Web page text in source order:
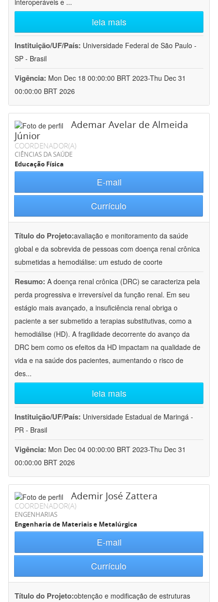
interoperáveis e ...
leia mais
Instituição/UF/País: Universidade Federal de São Paulo -
SP - Brasil
Vigência: Mon Dec 18 00:00:00 BRT 2023-Thu Dec 31
00:00:00 BRT 2026
Ademar Avelar de Almeida
Júnior
COORDENADOR(A)
CIÊNCIAS DA SAÚDE
Educação Física
E-mail
Currículo
Título do Projeto:avaliação e monitoramento da saúde
global e da sobrevida de pessoas com doença renal crônica
submetidas a hemodiálise: um estudo de coorte
Resumo: A doença renal crônica (DRC) se caracteriza pela
perda progressiva e irreversível da função renal. Em seu
estágio mais avançado, a insuficiência renal obriga o
paciente a ser submetido a terapias substitutivas, como a
hemodiálise (HD). A fragilidade decorrente do avanço da
DRC bem como os efeitos da HD impactam na qualidade de
vida e na saúde dos pacientes, aumentando o risco de
des...
leia mais
Instituição/UF/País: Universidade Estadual de Maringá -
PR - Brasil
Vigência: Mon Dec 04 00:00:00 BRT 2023-Thu Dec 31
00:00:00 BRT 2026
Ademir José Zattera
COORDENADOR(A)
ENGENHARIAS
Engenharia de Materiais e Metalúrgica
E-mail
Currículo
Título do Projeto:obtenção e modificação de estruturas